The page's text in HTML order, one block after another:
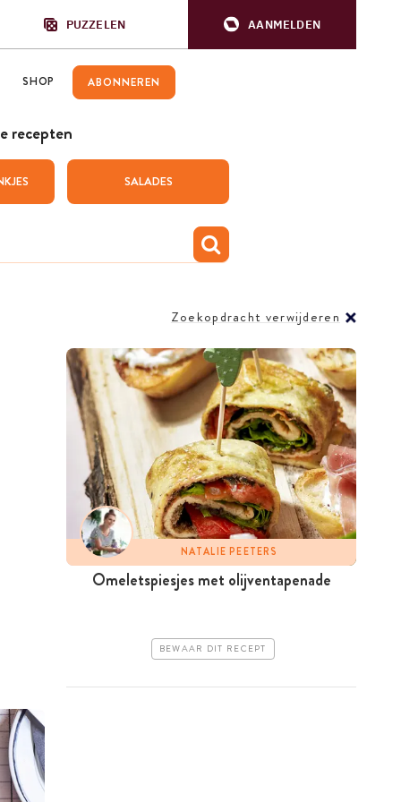
PUZZELEN AANMELDEN
SHOP ABONNEREN
recepten
SALADES
Zoekopdracht verwijderen
NATALIE PEETERS
Omeletspiesjes met olijventapenade
BEWAAR DIT RECEPT